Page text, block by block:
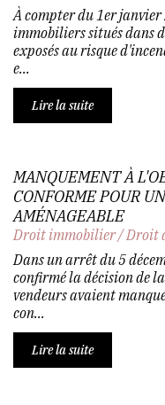
À compter du 1er
immobiliers situés dans
exposés au risque
e...
Lire la suite
MANQUEMENT À
CONFORME POUR
AMÉNAGEABLE
Droit immobilier/Droit
Dans un arrêt du 5
confirmé la décision de
vendeurs avaient
con...
Lire la suite